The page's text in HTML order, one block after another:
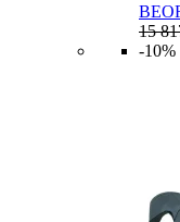
15
-10%